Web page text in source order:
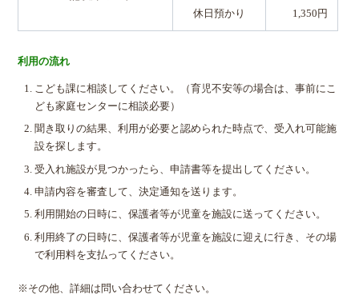
休日預かり
1,350円
利用の流れ
こども課に相談してください。（育児不安等の場合は、事前にこ
ども家庭センターに相談必要）
聞き取りの結果、利用が必要と認められた時点で、受入れ可能施
設を探します。
受入れ施設が見つかったら、申請書等を提出してください。
申請内容を審査して、決定通知を送ります。
利用開始の日時に、保護者等が児童を施設に送ってください。
利用終了の日時に、保護者等が児童を施設に迎えに行き、その場
で利用料を支払ってください。
※その他、詳細は問い合わせてください。